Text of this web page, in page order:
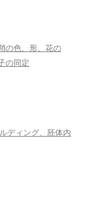
の色、形、花の
の同定
ディング、胚体内